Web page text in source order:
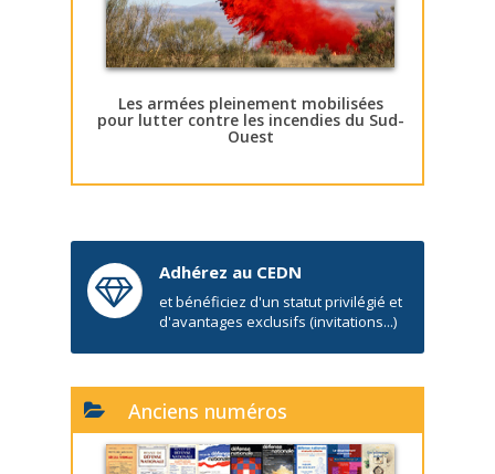
Les armées pleinement mobilisées
pour lutter contre les incendies du Sud-
Ouest
Adhérez au CEDN
et bénéficiez d'un statut privilégié et
d'avantages exclusifs (invitations...)
Anciens numéros